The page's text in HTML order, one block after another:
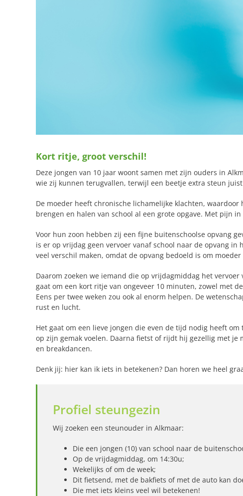
Kort ritje, groot verschil!
Deze jongen van 10 jaar woont samen met zijn ouders in
wie zij kunnen terugvallen, terwijl een beetje extra steun
De moeder heeft chronische lichamelijke klachten,
brengen en halen van school al een grote opgave. Met pijn
Voor hun zoon hebben zij een fijne buitenschoolse opvang
is er op vrijdag geen vervoer vanaf school naar de opvang
veel verschil maken, omdat de opvang bedoeld is om
Daarom zoeken we iemand die op vrijdagmiddag het
gaat om een kort ritje van ongeveer 10 minuten, zowel met
Eens per twee weken zou ook al enorm helpen. De
rust en lucht.
Het gaat om een lieve jongen die even de tijd nodig heeft
op zijn gemak voelen. Daarna fietst of rijdt hij gezellig met je
en breakdancen.
Denk jij: hier kan ik iets in betekenen? Dan horen we heel
Profiel steungezin
Wij zoeken een steunouder in Alkmaar:
Die een jongen (10) van school naar de
Op de vrijdagmiddag, om 14:30u;
Wekelijks of om de week;
Dit fietsend, met de bakfiets of met de auto kan
Die met iets kleins veel wil betekenen!